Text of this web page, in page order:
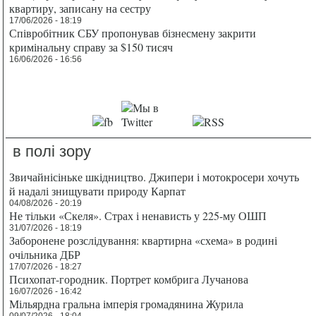
квартиру, записану на сестру
17/06/2026 - 18:19
Співробітник СБУ пропонував бізнесмену закрити
кримінальну справу за $150 тисяч
16/06/2026 - 16:56
в полі зору
Звичайнісіньке шкідництво. Джипери і мотокросери хочуть
й надалі знищувати природу Карпат
04/08/2026 - 20:19
Не тільки «Скеля». Страх і ненависть у 225-му ОШП
31/07/2026 - 18:19
Заборонене розслідування: квартирна «схема» в родині
очільника ДБР
17/07/2026 - 18:27
Психопат-городник. Портрет комбрига Лучанова
16/07/2026 - 16:42
Мільярдна гральна імперія громадянина Журила